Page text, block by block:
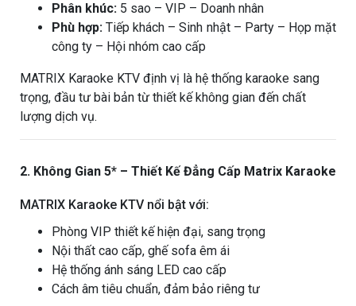
Phân khúc: 5 sao – VIP – Doanh nhân
Phù hợp: Tiếp khách – Sinh nhật – Party – Họp mặt
công ty – Hội nhóm cao cấp
MATRIX Karaoke KTV định vị là hệ thống karaoke sang
trọng, đầu tư bài bản từ thiết kế không gian đến chất
lượng dịch vụ.
2. Không Gian 5* – Thiết Kế Đẳng Cấp Matrix Karaoke
MATRIX Karaoke KTV nổi bật với:
Phòng VIP thiết kế hiện đại, sang trọng
Nội thất cao cấp, ghế sofa êm ái
Hệ thống ánh sáng LED cao cấp
Cách âm tiêu chuẩn, đảm bảo riêng tư